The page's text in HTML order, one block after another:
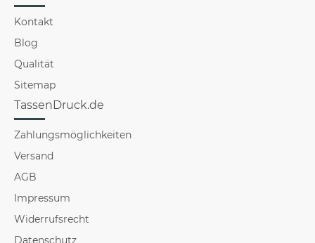
Kontakt
Blog
Qualität
Sitemap
TassenDruck.de
Zahlungsmöglichkeiten
Versand
AGB
Impressum
Widerrufsrecht
Datenschutz